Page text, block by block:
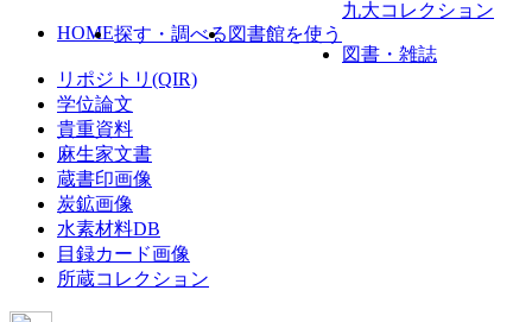
HOME探す・調べる 図書館を使う
九大コレクション
図書・雑誌
リポジトリ(QIR)
学位論文
貴重資料
麻生家文書
蔵書印画像
炭鉱画像
水素材料DB
目録カード画像
所蔵コレクション